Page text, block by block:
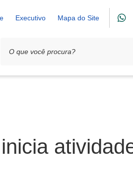
Executivo Mapa do Site